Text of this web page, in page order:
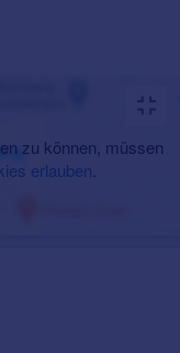
zu können, müssen
erlauben